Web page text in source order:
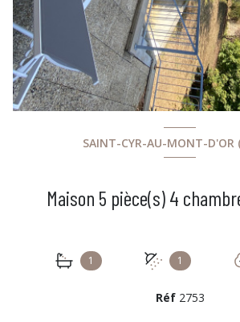
SAINT-CYR-AU-MONT-D'OR
1 1
Réf 2753